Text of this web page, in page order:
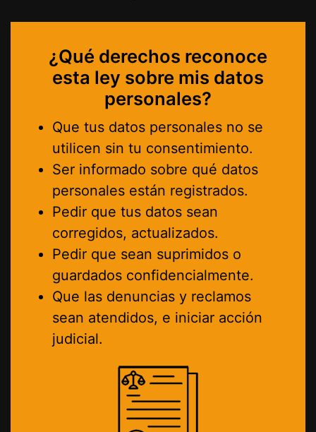
¿Qué derechos reconoce
esta ley sobre mis datos
personales?
Que tus datos personales no se
utilicen sin tu consentimiento.
Ser informado sobre qué datos
personales están registrados.
Pedir que tus datos sean
corregidos, actualizados.
Pedir que sean suprimidos o
guardados confidencialmente.
Que las denuncias y reclamos
sean atendidos, e iniciar acción
judicial.